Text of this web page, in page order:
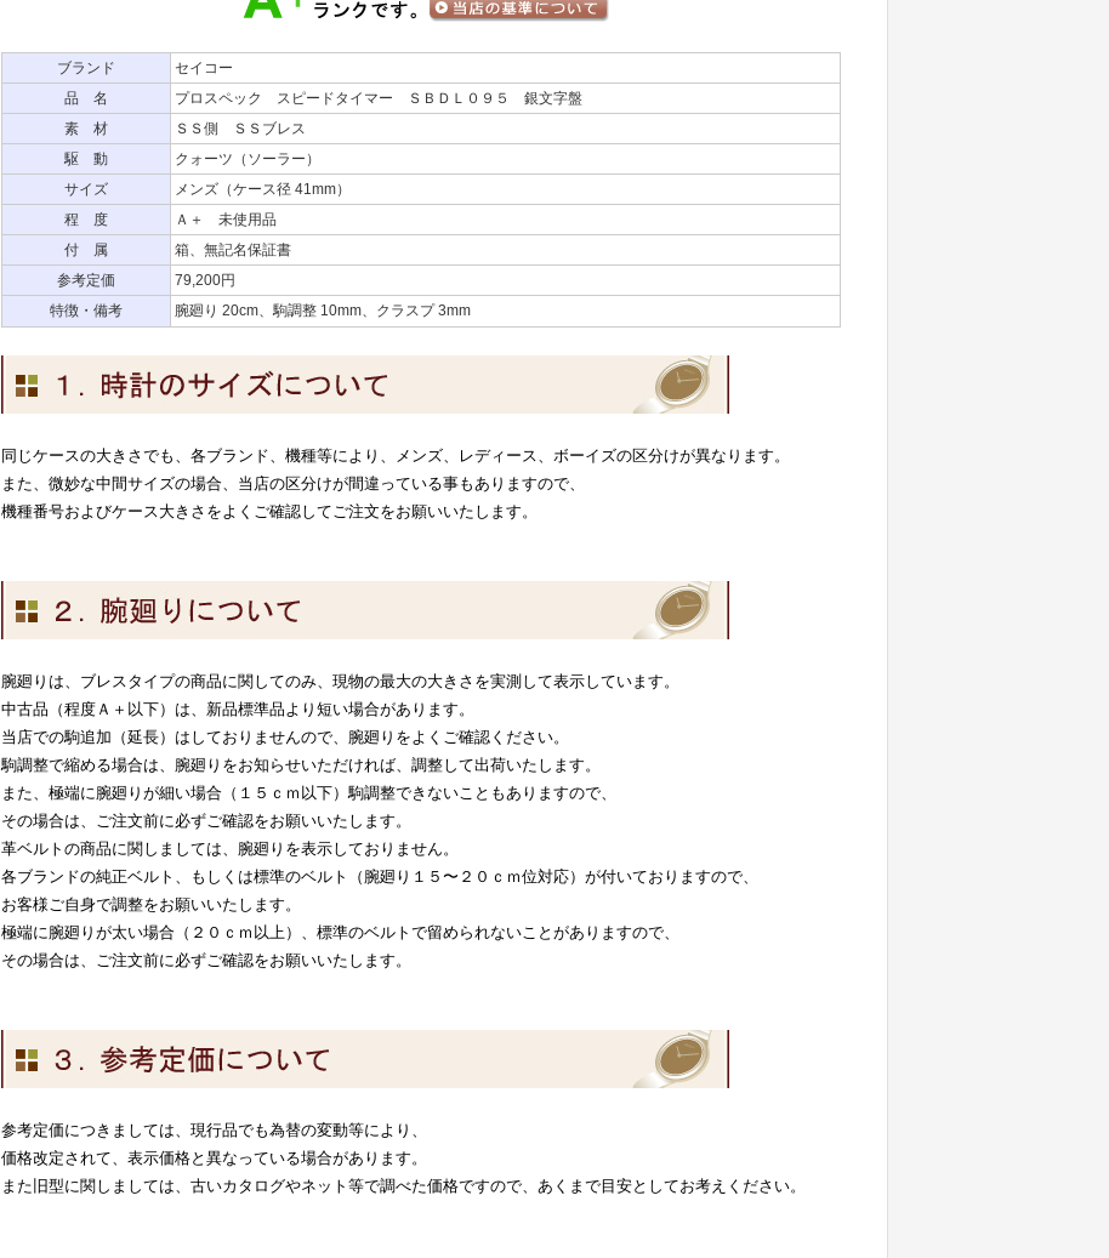
ブランド
セイコー
品 名
プロスペック スピードタイマー ＳＢＤＬ０９５ 銀文字盤
素 材
ＳＳ側 ＳＳブレス
駆 動
クォーツ（ソーラー）
サイズ
メンズ（ケース径 41mm）
程 度
Ａ＋ 未使用品
付 属
箱、無記名保証書
参考定価
79,200円
特徴・備考
腕廻り 20cm、駒調整 10mm、クラスプ 3mm
同じケースの大きさでも、各ブランド、機種等により、メンズ、レディース、ボーイズの区分けが異なります。
また、微妙な中間サイズの場合、当店の区分けが間違っている事もありますので、
機種番号およびケース大きさをよくご確認してご注文をお願いいたします。
腕廻りは、ブレスタイプの商品に関してのみ、現物の最大の大きさを実測して表示しています。
中古品（程度Ａ＋以下）は、新品標準品より短い場合があります。
当店での駒追加（延長）はしておりませんので、腕廻りをよくご確認ください。
駒調整で縮める場合は、腕廻りをお知らせいただければ、調整して出荷いたします。
また、極端に腕廻りが細い場合（１５ｃｍ以下）駒調整できないこともありますので、
その場合は、ご注文前に必ずご確認をお願いいたします。
革ベルトの商品に関しましては、腕廻りを表示しておりません。
各ブランドの純正ベルト、もしくは標準のベルト（腕廻り１５〜２０ｃｍ位対応）が付いておりますので、
お客様ご自身で調整をお願いいたします。
極端に腕廻りが太い場合（２０ｃｍ以上）、標準のベルトで留められないことがありますので、
その場合は、ご注文前に必ずご確認をお願いいたします。
参考定価につきましては、現行品でも為替の変動等により、
価格改定されて、表示価格と異なっている場合があります。
また旧型に関しましては、古いカタログやネット等で調べた価格ですので、あくまで目安としてお考えください。